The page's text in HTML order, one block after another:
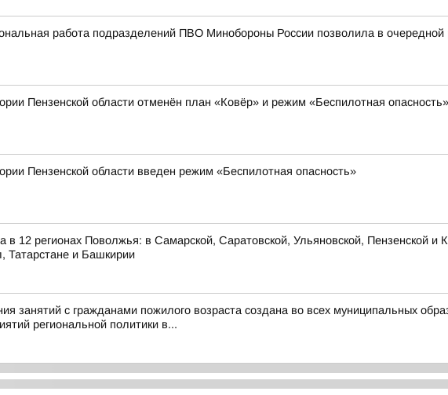
работа подразделений ПВО Минобороны России позволила в очередной
Пензенской области отменён план «Ковёр» и режим «Беспилотная опасность»
Пензенской области введен режим «Беспилотная опасность»
в 12 регионах Поволжья: в Самарской, Саратовской, Ульяновской, Пензенской
и Башкирии
занятий с гражданами пожилого возраста создана во всех муниципальных
региональной политики в...